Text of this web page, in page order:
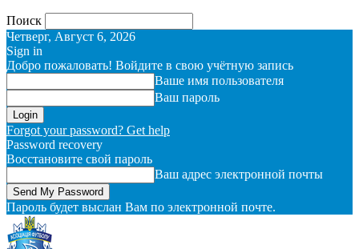
Поиск
Четверг, Август 6, 2026
Sign in
Добро пожаловать! Войдите в свою учётную запись
Ваше имя пользователя
Ваш пароль
Forgot your password? Get help
Password recovery
Восстановите свой пароль
Ваш адрес электронной почты
Пароль будет выслан Вам по электронной почте.